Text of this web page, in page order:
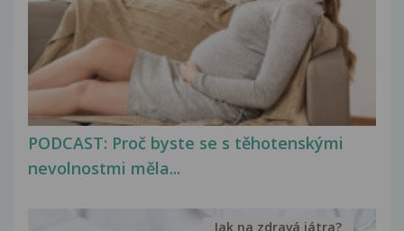
PODCAST: Proč byste se s těhotenskými
nevolnostmi měla...
Jak na zdravá játra?